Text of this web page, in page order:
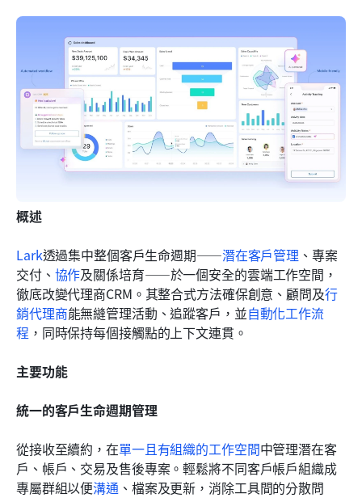
概述
Lark透過集中整個客戶生命週期——潛在客戶管理 、專案
交付、 協作及關係培育——於一個安全的雲端工作空間，
徹底改變代理商CRM。其整合式方法確保創意、顧問及行
銷代理商能無縫管理活動、追蹤客戶，並自動化工作流
程 ，同時保持每個接觸點的上下文連貫。
主要功能
統一的客戶生命週期管理
從接收至續約，在單一且有組織的工作空間中管理潛在客
戶、帳戶、交易及售後專案。輕鬆將不同客戶帳戶組織成
專屬群組以便溝通 、檔案及更新，消除工具間的分散問